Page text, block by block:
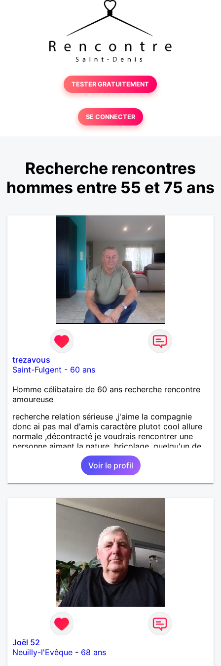
TESTER GRATUITEMENT
SE CONNECTER
Recherche rencontres
hommes entre 55 et 75 ans
trezavous
Saint-Fulgent - 60 ans
Homme célibataire de 60 ans recherche rencontre
amoureuse
recherche relation sérieuse ,j'aime la compagnie
donc ai pas mal d'amis caractère plutot cool allure
normale ,décontracté je voudrais rencontrer une
personne aimant la nature ,bricolage ,quelqu'un de
simple et naturel à vos claviers mesdames
Voir le profil
Joël 52
Neuilly-l'Evêque - 68 ans